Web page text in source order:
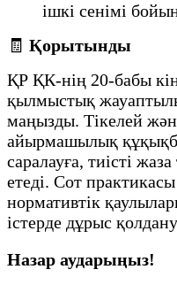
ішкі сенімі
🧾 Қорытынды
ҚР ҚК-нің 20-бабы
қылмыстық
маңызды. Тікелей
айырмашылық
саралауға, тиісті
етеді. Сот
нормативтік
істерде дұрыс
Назар аударыңыз!